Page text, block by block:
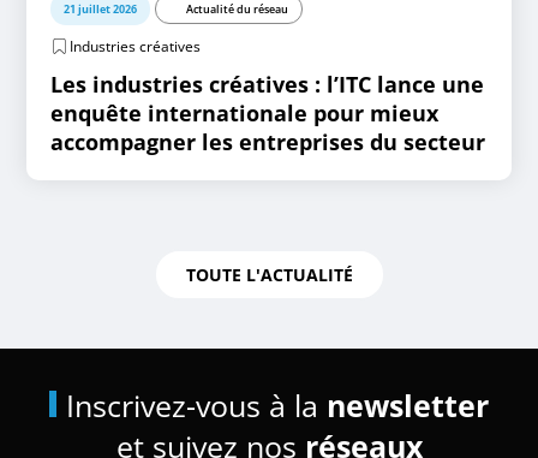
21 juillet 2026 Actualité du réseau
Industries créatives
Les industries créatives : l’ITC lance une
enquête internationale pour mieux
accompagner les entreprises du secteur
TOUTE L'ACTUALITÉ
Inscrivez-vous à la newsletter
et suivez nos réseaux